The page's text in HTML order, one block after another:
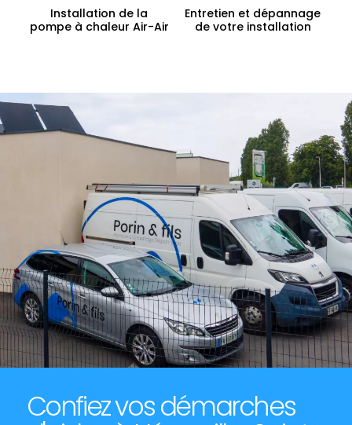
Installation de la
pompe à chaleur Air-Air
Entretien et dépannage
de votre installation
Confiez vos démarches